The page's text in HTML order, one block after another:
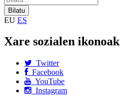
EU ES
Xare sozialen ikonoak
Twitter
Facebook
YouTube
Instagram